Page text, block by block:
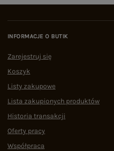
INFORMACJE O BUTIK
Zarejestruj się
Koszyk
Listy zakupowe
Lista zakupionych produktów
Historia transakcji
Oferty pracy
Współpraca